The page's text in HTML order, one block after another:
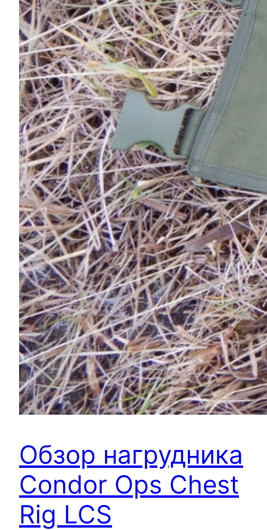
Обзор нагрудника
Condor Ops Chest
Rig LCS